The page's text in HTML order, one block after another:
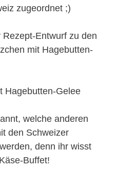
zugeordnet ;)
Entwurf zu den
mit Hagebutten-
welche anderen
den Schweizer
denn ihr wisst
Buffet!